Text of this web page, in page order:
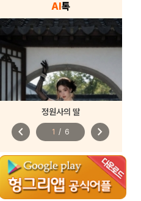
AI톡
정원사의 딸
chevron_left 1 / 6 chevron_right